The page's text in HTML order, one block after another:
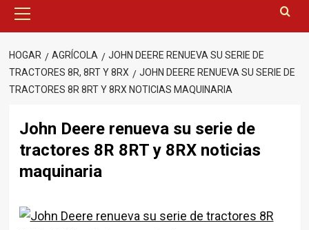
principal
HOGAR AGRÍCOLA
JOHN DEERE RENUEVA SU SERIE DE
TRACTORES 8R, 8RT Y 8RX
JOHN DEERE RENUEVA SU SERIE DE
TRACTORES 8R 8RT Y 8RX NOTICIAS MAQUINARIA
John Deere renueva su serie de
tractores 8R 8RT y 8RX noticias
maquinaria